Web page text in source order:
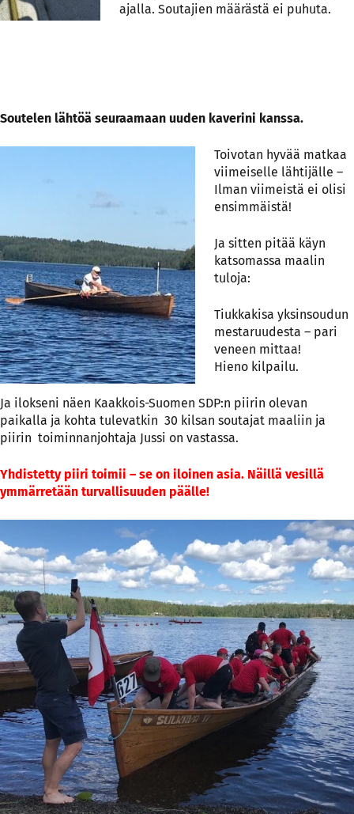
ajalla. Soutajien määrästä ei puhuta.
Soutelen lähtöä seuraamaan uuden kaverini kanssa.
Toivotan hyvää matkaa
viimeiselle lähtijälle –
Ilman viimeistä ei olisi
ensimmäistä!
Ja sitten pitää käyn
katsomassa maalin
tuloja:
Tiukkakisa yksinsoudun
mestaruudesta – pari
veneen mittaa!
Hieno kilpailu.
Ja ilokseni näen Kaakkois-Suomen SDP:n piirin olevan
paikalla ja kohta tulevatkin 30 kilsan soutajat maaliin ja
piirin toiminnanjohtaja Jussi on vastassa.
Yhdistetty piiri toimii – se on iloinen asia. Näillä vesillä
ymmärretään turvallisuuden päälle!